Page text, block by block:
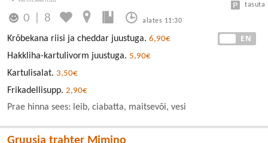
0 8 alates 11:30
tasuta
EN
Krõbekana riisi ja cheddar juustuga. 6,90€
Hakkliha-kartulivorm juustuga. 5,90€
Kartulisalat. 3,50€
Frikadellisupp. 2,90€
Prae hinna sees: leib, ciabatta, maitsevõi, vesi